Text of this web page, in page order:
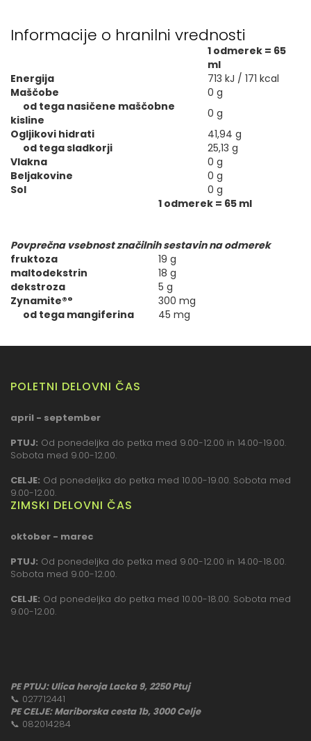
Informacije o hranilni vrednosti
1 odmerek = 65
ml
Energija
713 kJ / 171 kcal
Maščobe
0 g
od tega nasičene maščobne
kisline
0 g
Ogljikovi hidrati
41,94 g
od tega sladkorji
25,13 g
Vlakna
0 g
Beljakovine
0 g
Sol
0 g
1 odmerek = 65 ml
Povprečna vsebnost značilnih sestavin na odmerek
fruktoza
19 g
maltodekstrin
18 g
dekstroza
5 g
Zynamite®°
300 mg
od tega mangiferina
45 mg
POLETNI DELOVNI ČAS
april - september
PTUJ: Od ponedeljka do petka med 9.00-12.00 in 14.00-19.00.
Sobota med 9.00-12.00.
CELJE: Od ponedeljka do petka med 10.00-19.00. Sobota med
9.00-12.00.
ZIMSKI DELOVNI ČAS
oktober - marec
PTUJ: Od ponedeljka do petka med 9.00-12.00 in 14.00-18.00.
Sobota med 9.00-12.00.
CELJE: Od ponedeljka do petka med 10.00-18.00. Sobota med
9.00-12.00.
PE PTUJ: Ulica heroja Lacka 9, 2250 Ptuj
📞 027712441
PE CELJE: Mariborska cesta 1b, 3000 Celje
📞 082014284